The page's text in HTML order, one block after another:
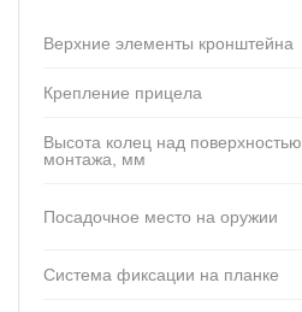
Верхние элементы кронштейна
Крепление прицела
Высота колец над поверхностью
монтажа, мм
Посадочное место на оружии
Система фиксации на планке